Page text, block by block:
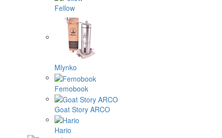
Fellow
Mlynko
Femobook
Goat Story ARCO
Hario